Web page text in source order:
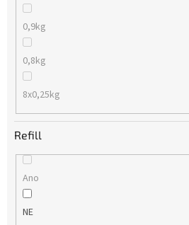
0,9kg
0,8kg
8x0,25kg
Refill
Ano
NE